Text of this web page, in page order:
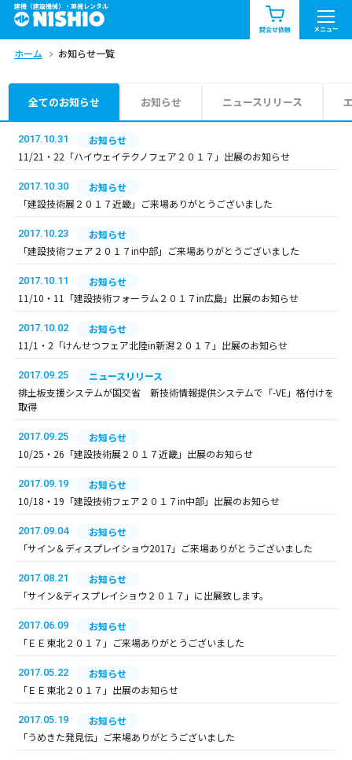
建機（建設機械）・重機レンタル
問合せ依頼 メニュー
商品一覧 お知らせ一覧
問合せ依頼リスト
エリア情報を見る
ホーム お知らせ一覧
全てのお知らせ お知らせ ニュースリリース
2017.10.31
お知らせ
11/21・22「ハイウェイテクノフェア２０１７」出展のお知らせ
2017.10.30
お知らせ
「建設技術展２０１７近畿」ご来場ありがとうございました
2017.10.23
お知らせ
「建設技術フェア２０１７in中部」ご来場ありがとうございました
2017.10.11
お知らせ
11/10・11「建設技術フォーラム２０１７in広島」出展のお知らせ
2017.10.02
お知らせ
11/1・2「けんせつフェア北陸in新潟２０１７」出展のお知らせ
2017.09.25
ニュースリリース
排土板支援システムが国交省 新技術情報提供システムで「-VE」格付けを
取得
2017.09.25
お知らせ
10/25・26「建設技術展２０１７近畿」出展のお知らせ
2017.09.19
お知らせ
10/18・19「建設技術フェア２０１７in中部」出展のお知らせ
2017.09.04
お知らせ
「サイン＆ディスプレイショウ2017」ご来場ありがとうございました
2017.08.21
お知らせ
「サイン&ディスプレイショウ２０１７」に出展致します。
2017.06.09
お知らせ
「ＥＥ東北２０１７」ご来場ありがとうございました
2017.05.22
お知らせ
「ＥＥ東北２０１７」出展のお知らせ
2017.05.19
お知らせ
「うめきた発見伝」ご来場ありがとうございました